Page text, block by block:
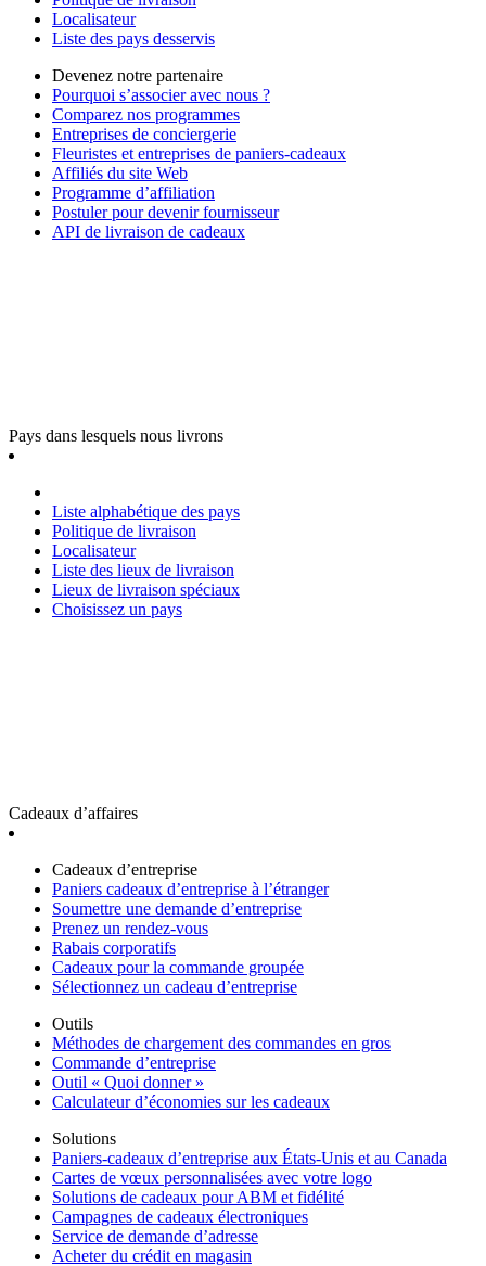
Localisateur
Liste des pays desservis
Devenez notre partenaire
Pourquoi s’associer avec nous ?
Comparez nos programmes
Entreprises de conciergerie
Fleuristes et entreprises de paniers-cadeaux
Affiliés du site Web
Programme d’affiliation
Postuler pour devenir fournisseur
API de livraison de cadeaux
Pays dans lesquels nous livrons
Liste alphabétique des pays
Politique de livraison
Localisateur
Liste des lieux de livraison
Lieux de livraison spéciaux
Choisissez un pays
Cadeaux d’affaires
Cadeaux d’entreprise
Paniers cadeaux d’entreprise à l’étranger
Soumettre une demande d’entreprise
Prenez un rendez-vous
Rabais corporatifs
Cadeaux pour la commande groupée
Sélectionnez un cadeau d’entreprise
Outils
Méthodes de chargement des commandes en gros
Commande d’entreprise
Outil « Quoi donner »
Calculateur d’économies sur les cadeaux
Solutions
Paniers-cadeaux d’entreprise aux États-Unis et au Canada
Cartes de vœux personnalisées avec votre logo
Solutions de cadeaux pour ABM et fidélité
Campagnes de cadeaux électroniques
Service de demande d’adresse
Acheter du crédit en magasin